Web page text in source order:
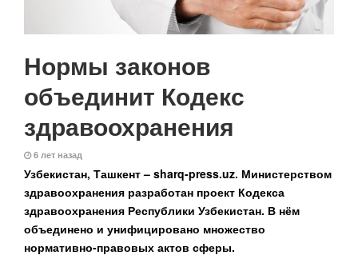
Нормы законов
объединит Кодекс
здравоохранения
6 лет назад
Узбекистан, Ташкент – sharq-press.uz. Министерством
здравоохранения разработан проект Кодекса
здравоохранения Республики Узбекистан. В нём
объединено и унифицировано множество
нормативно-правовых актов сферы.